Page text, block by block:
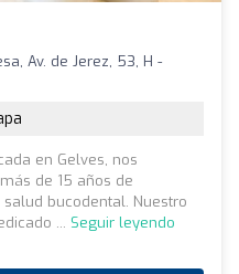
Av. de Jerez, 53, H -
en Gelves, nos
de 15 años de
bucodental. Nuestro
... Seguir leyendo